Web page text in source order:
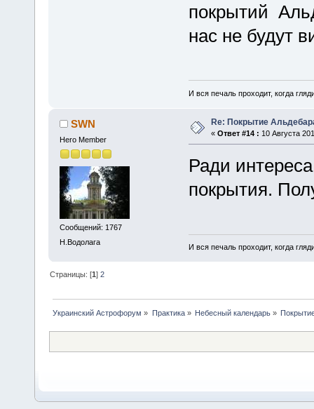
покрытий
нас не будут
И вся печаль проходит, когда
SWN
Hero Member
Сообщений: 1767
Н.Водолага
Re: Покрытие
« Ответ #14 : 10 Августа
Ради
покрытия.
И вся печаль проходит, когда
Страницы: [1]2
Украинский Астрофорум » Практика» Небесный календарь»